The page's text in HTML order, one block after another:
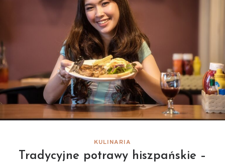
KULINARIA
Tradycyjne potrawy hiszpańskie –